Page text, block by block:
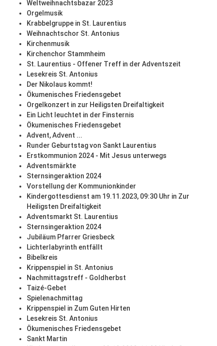
Weltweihnachtsbazar 2023
Orgelmusik
Krabbelgruppe in St. Laurentius
Weihnachtschor St. Antonius
Kirchenmusik
Kirchenchor Stammheim
St. Laurentius - Offener Treff in der Adventszeit
Lesekreis St. Antonius
Der Nikolaus kommt!
Ökumenisches Friedensgebet
Orgelkonzert in zur Heiligsten Dreifaltigkeit
Ein Licht leuchtet in der Finsternis
Ökumenisches Friedensgebet
Advent, Advent ...
Runder Geburtstag von Sankt Laurentius
Erstkommunion 2024 - Mit Jesus unterwegs
Adventsmärkte
Sternsingeraktion 2024
Vorstellung der Kommunionkinder
Kindergottesdienst am 19.11.2023, 09:30 Uhr in Zur
Heiligsten Dreifaltigkeit
Adventsmarkt St. Laurentius
Sternsingeraktion 2024
Jubiläum Pfarrer Griesbeck
Lichterlabyrinth entfällt
Bibelkreis
Krippenspiel in St. Antonius
Nachmittagstreff - Goldherbst
Taizé-Gebet
Spielenachmittag
Krippenspiel in Zum Guten Hirten
Lesekreis St. Antonius
Ökumenisches Friedensgebet
Sankt Martin